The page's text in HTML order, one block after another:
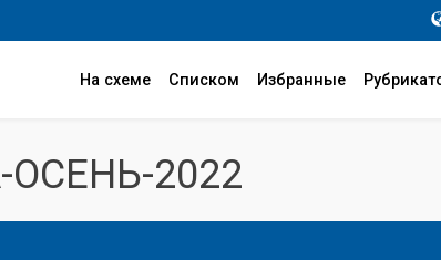
На схеме Списком Избранные
2022